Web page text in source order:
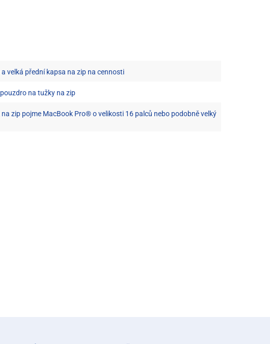
velká přední kapsa na zip na cennosti
na tužky na zip
zip pojme MacBook Pro® o velikosti 16 palců nebo podobně velký